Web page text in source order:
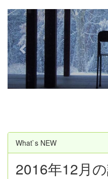
e
v
i
o
u
s
What`s NEW
2016年12月